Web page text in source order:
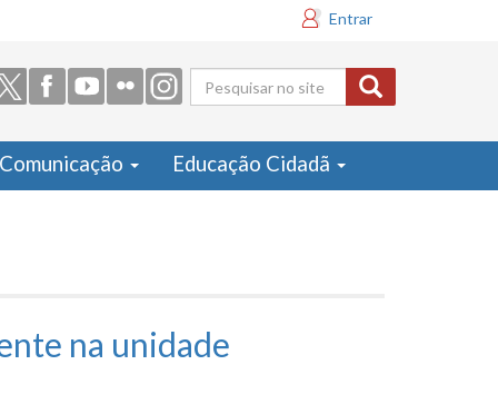
Entrar
Formulário
de busca
Comunicação Educação Cidadã
na unidade